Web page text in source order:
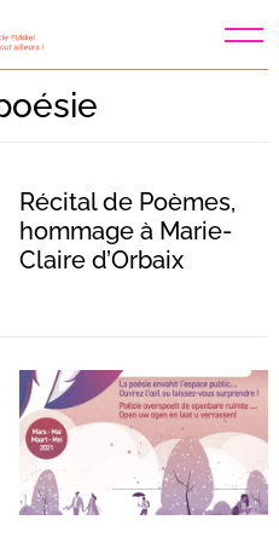
Récital de Poèmes,
hommage à Marie-
Claire d’Orbaix